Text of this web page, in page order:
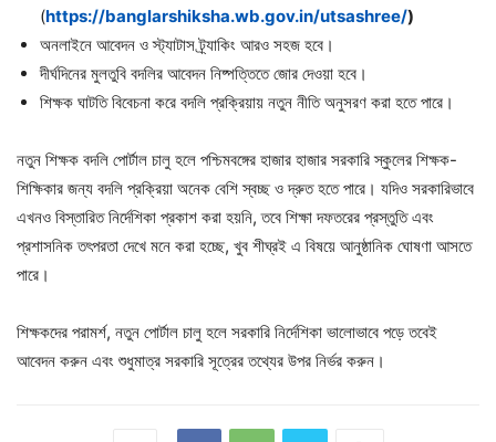
(https://banglarshiksha.wb.gov.in/utsashree/)
অনলাইনে আবেদন ও স্ট্যাটাস ট্র্যাকিং আরও সহজ হবে।
দীর্ঘদিনের মুলতুবি বদলির আবেদন নিষ্পত্তিতে জোর দেওয়া হবে।
শিক্ষক ঘাটতি বিবেচনা করে বদলি প্রক্রিয়ায় নতুন নীতি অনুসরণ করা হতে পারে।
নতুন শিক্ষক বদলি পোর্টাল চালু হলে পশ্চিমবঙ্গের হাজার হাজার সরকারি স্কুলের শিক্ষক-
শিক্ষিকার জন্য বদলি প্রক্রিয়া অনেক বেশি স্বচ্ছ ও দ্রুত হতে পারে। যদিও সরকারিভাবে
এখনও বিস্তারিত নির্দেশিকা প্রকাশ করা হয়নি, তবে শিক্ষা দফতরের প্রস্তুতি এবং
প্রশাসনিক তৎপরতা দেখে মনে করা হচ্ছে, খুব শীঘ্রই এ বিষয়ে আনুষ্ঠানিক ঘোষণা আসতে
পারে।
শিক্ষকদের পরামর্শ, নতুন পোর্টাল চালু হলে সরকারি নির্দেশিকা ভালোভাবে পড়ে তবেই
আবেদন করুন এবং শুধুমাত্র সরকারি সূত্রের তথ্যের উপর নির্ভর করুন।